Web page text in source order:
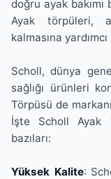
doğru ayak
Ayak törpüleri,
kalmasına
Scholl, dünya
sağlığı ürünleri
Törpüsü de
İşte Scholl Ayak
bazıları:
Yüksek Kalite: